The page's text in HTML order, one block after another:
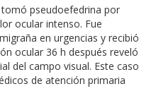
pseudoefedrina por
ocular intenso. Fue
en urgencias y recibió
ocular 36 h después reveló
del campo visual. Este caso
de atención primaria